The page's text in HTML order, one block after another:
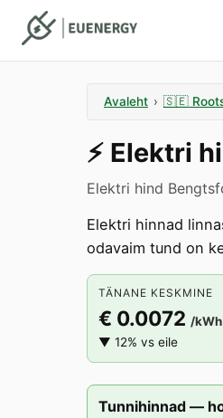
Avaleht › 🇸🇪
⚡️ Elektri
Elektri hind
Elektri hinnad
odavaim tund on
TÄNANE KESKMINE
€ 0.0072 /kWh
▼ 12% vs eile
Tunnihinnad —